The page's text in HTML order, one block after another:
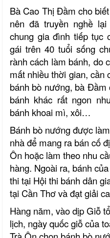
Bà Cao Thị Đầm cho
nên đã truyền nghề
chung gia đình tiếp tục
gái trên 40 tuổi sống
rành cách làm bánh, do
mất nhiều thời gian,
bánh bò nướng, bà
bánh khác rất ngon
bánh khoai mì, xôi…
Bánh bò nướng được
nhà để mang ra bán cố
Ôn hoặc làm theo nhu
hàng. Ngoài ra, bánh
thi tại Hội thi bánh dân
tại Cần Thơ và đạt giải
Hàng năm, vào dịp Giỗ
lịch, ngày quốc giỗ của